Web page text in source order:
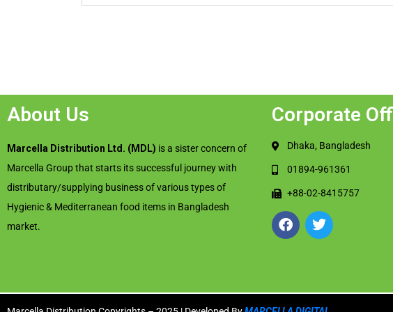
About Us
Marcella Distribution Ltd. (MDL) is a sister concern of
Marcella Group that starts its successful journey with
distributary/supplying business of various types of
Hygienic & Mediterranean food items in Bangladesh
market.
Corporate
Dhaka, Bangladesh
01894-961361
+88-02-8415757